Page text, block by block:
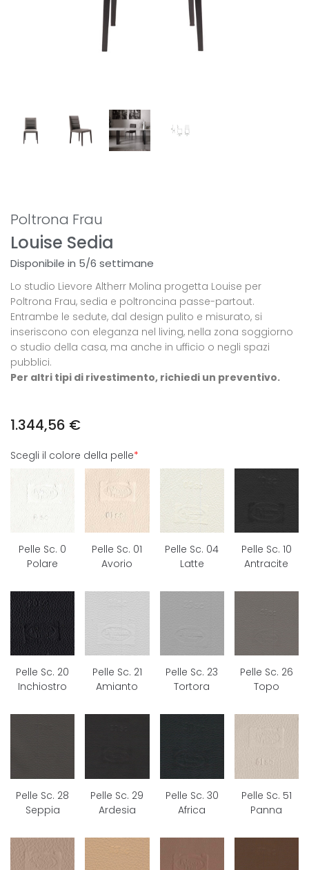
Poltrona Frau
Louise Sedia
Disponibile in 5/6 settimane
Lo studio Lievore Altherr Molina progetta Louise per
Poltrona Frau, sedia e poltroncina passe-partout.
Entrambe le sedute, dal design pulito e misurato, si
inseriscono con eleganza nel living, nella zona soggiorno
o studio della casa, ma anche in ufficio o negli spazi
pubblici.
Per altri tipi di rivestimento, richiedi un preventivo.
1.344,56 €
Scegli il colore della pelle*
Pelle Sc. 0
Polare
Pelle Sc. 01
Avorio
Pelle Sc. 04
Latte
Pelle Sc. 10
Antracite
Pelle Sc. 20
Inchiostro
Pelle Sc. 21
Amianto
Pelle Sc. 23
Tortora
Pelle Sc. 26
Topo
Pelle Sc. 28
Seppia
Pelle Sc. 29
Ardesia
Pelle Sc. 30
Africa
Pelle Sc. 51
Panna